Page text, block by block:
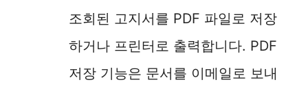
조회된 고지서를 PDF 파일로 저장
하거나 프린터로 출력합니다. PDF
저장 기능은 문서를 이메일로 보내